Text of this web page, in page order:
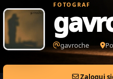
FOTOGRAF
gavroche
Zaloguj